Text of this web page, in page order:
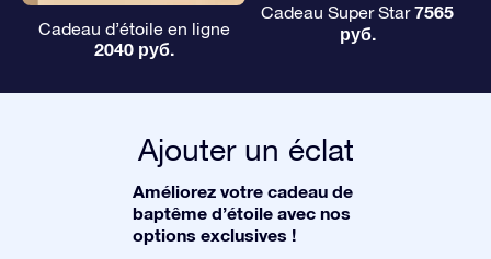
Cadeau d’étoile en ligne
2040 руб.
Cadeau Super Star7565
руб.
Ajouter un éclat
Améliorez votre cadeau de
baptême d’étoile avec nos
options exclusives !